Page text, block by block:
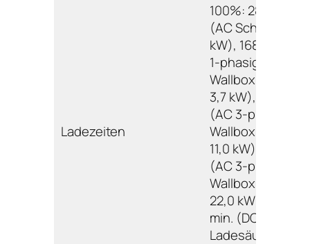
Ladezeiten
100%: 2802 min.
(AC Schuko 2,3
kW), 1686 min.
1-phasig
Wallbox/
3,7 kW), 534 min.
(AC 3-phasig
Wallbox/
11,0 kW), 300 min.
(AC 3-phasig
Wallbox/
22,0 kW); 80%:
min. (DC
Ladesäule 150,0